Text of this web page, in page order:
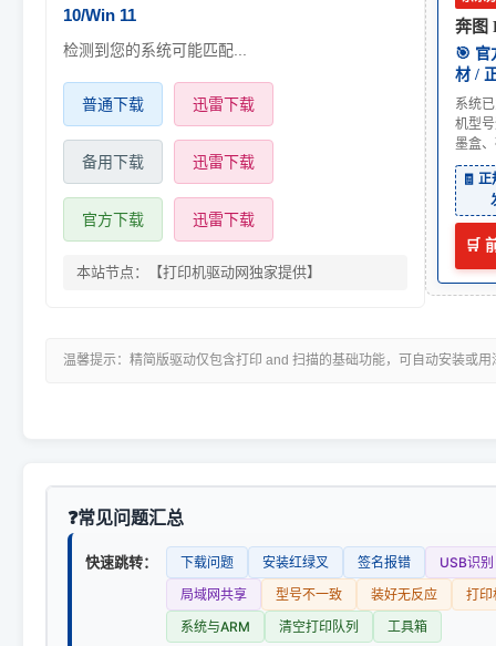
10/Win 11
检测到您的系统可能匹配...
普通下载 迅雷下载
备用下载 迅雷下载
官方下载 迅雷下载
本站节点：【打印机驱动网独家提供】
奔图
🎯 官
材 /
系统
机型
墨盒
🧾
🛒
温馨提示：精简版驱动仅包含打印 and 扫描的基础功能，可自动安装或
常见问题汇总
快速跳转： 下载问题 安装红绿叉 签名报错
USB识别
局域网共享
型号不一致 装好无反应
打印
系统与ARM
清空打印队列 工具箱